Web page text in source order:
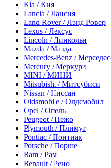
Kia / Кия
Lancia / Лансия
Land Rover / Лэнд Ровер
Lexus / Лексус
Lincoln / Линкольн
Mazda / Мазда
Mercedes-Benz /
Mercury / Меркури
MINI / МИНИ
Mitsubishi / Митсубиси
Nissan / Ниссан
Oldsmobile / Олдсмобил
Opel / Опель
Peugeot / Пежо
Plymouth / Плимут
Pontiac / Понтиак
Porsche / Порше
Ram / Рам
Renault / Рено